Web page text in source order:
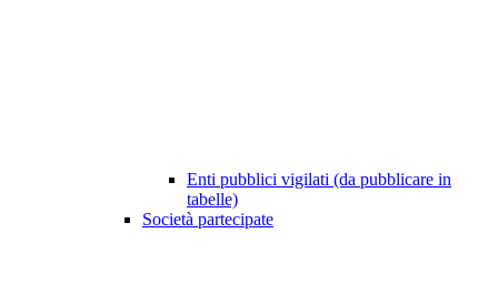
Enti pubblici vigilati (da pubblicare in
tabelle)
Società partecipate